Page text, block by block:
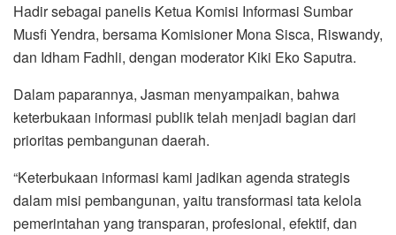
Hadir sebagai panelis Ketua Komisi Informasi Sumbar
Musfi Yendra, bersama Komisioner Mona Sisca, Riswandy,
dan Idham Fadhli, dengan moderator Kiki Eko Saputra.
Dalam paparannya, Jasman menyampaikan, bahwa
keterbukaan informasi publik telah menjadi bagian dari
prioritas pembangunan daerah.
“Keterbukaan informasi kami jadikan agenda strategis
dalam misi pembangunan, yaitu transformasi tata kelola
pemerintahan yang transparan, profesional, efektif, dan